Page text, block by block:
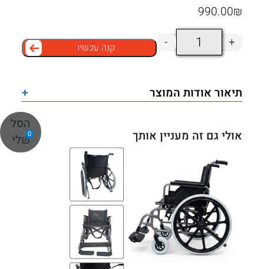
0
הסל
שלי
₪
990.00
+ כמות
של
גלגלים
מוסדי
56
–
דגם
Basic
עם
ריפוד
עור
- קנה עכשיו
תיאור אודות המוצר +
אולי גם זה מעניין אותך